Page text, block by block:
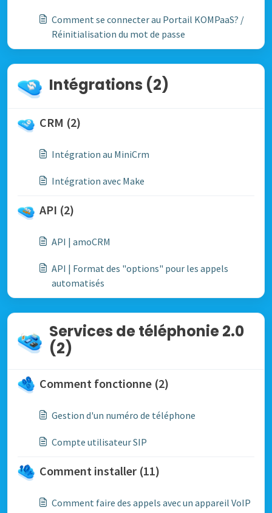
Comment se connecter au Portail KOMPaaS? /
Réinitialisation du mot de passe
Intégrations (2)
CRM (2)
Intégration au MiniCrm
Intégration avec Make
API (2)
API | amoCRM
API | Format des "options" pour les appels
automatisés
Services de téléphonie 2.0
(2)
Comment fonctionne (2)
Gestion d'un numéro de téléphone
Compte utilisateur SIP
Comment installer (11)
Comment faire des appels avec un appareil VoIP